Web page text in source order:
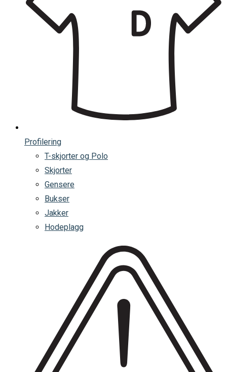
Profilering
T-skjorter og Polo
Skjorter
Gensere
Bukser
Jakker
Hodeplagg